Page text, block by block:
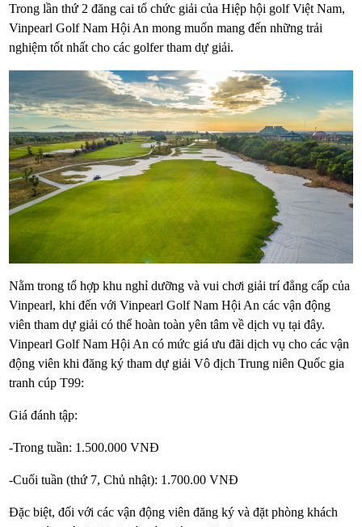
Trong lần thứ 2 đăng cai tổ chức giải của Hiệp hội golf Việt Nam,
Vinpearl Golf Nam Hội An mong muốn mang đến những trải
nghiệm tốt nhất cho các golfer tham dự giải.
Nằm trong tổ hợp khu nghỉ dưỡng và vui chơi giải trí đẳng cấp của
Vinpearl, khi đến với Vinpearl Golf Nam Hội An các vận động
viên tham dự giải có thể hoàn toàn yên tâm về dịch vụ tại đây.
Vinpearl Golf Nam Hội An có mức giá ưu đãi dịch vụ cho các vận
động viên khi đăng ký tham dự giải Vô địch Trung niên Quốc gia
tranh cúp T99:
Giá đánh tập:
-Trong tuần: 1.500.000 VNĐ
-Cuối tuần (thứ 7, Chủ nhật): 1.700.00 VNĐ
Đặc biệt, đối với các vận động viên đăng ký và đặt phòng khách